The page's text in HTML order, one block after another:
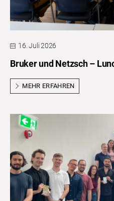
16. Juli 2026
Bruker und Netzsch –
MEHR ERFAHREN